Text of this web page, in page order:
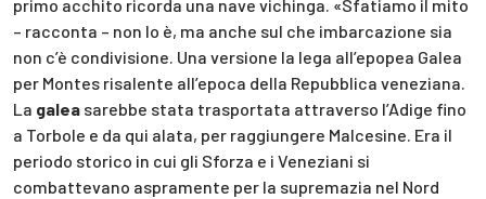
primo acchito ricorda una nave vichinga. «Sfatiamo il mito
– racconta – non lo è, ma anche sul che imbarcazione sia
non c’è condivisione. Una versione la lega all’epopea Galea
per Montes risalente all’epoca della Repubblica veneziana.
La galea sarebbe stata trasportata attraverso l’Adige fino
a Torbole e da qui alata, per raggiungere Malcesine. Era il
periodo storico in cui gli Sforza e i Veneziani si
combattevano aspramente per la supremazia nel Nord